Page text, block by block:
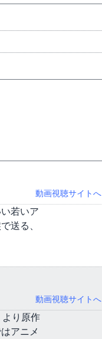
動画視聴サイトへ
若いア
送る、
動画視聴サイトへ
り原作
アニメ